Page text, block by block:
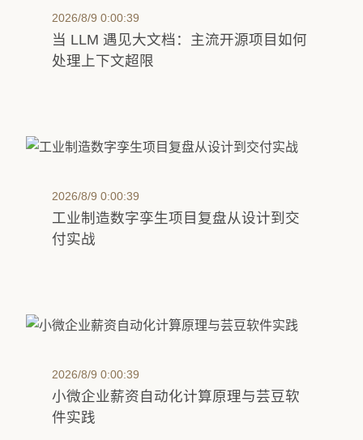
2026/8/9 0:00:39
当 LLM 遇见大文档：主流开源项目如何
处理上下文超限
2026/8/9 0:00:39
工业制造数字孪生项目复盘从设计到交
付实战
2026/8/9 0:00:39
小微企业薪资自动化计算原理与芸豆软
件实践